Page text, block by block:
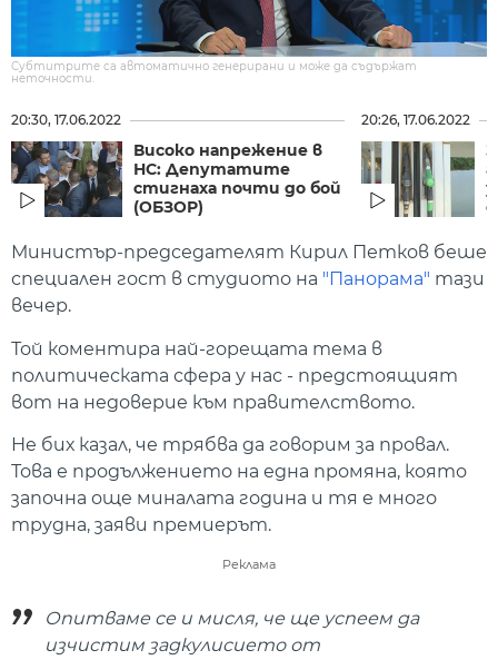
Субтитрите са автоматично генерирани и може да съдържат
неточности.
20:30, 17.06.2022
Високо напрежение в
НС: Депутатите
стигнаха почти до бой
(ОБЗОР)
20:26, 17.06.2022
Министър-председателят Кирил Петков беше
специален гост в студиото на "Панорама" тази
вечер.
Той коментира най-горещата тема в
политическата сфера у нас - предстоящият
вот на недоверие към правителството.
Не бих казал, че трябва да говорим за провал.
Това е продължението на една промяна, която
започна още миналата година и тя е много
трудна, заяви премиерът.
Реклама
Опитваме се и мисля, че ще успеем да
изчистим задкулисието от